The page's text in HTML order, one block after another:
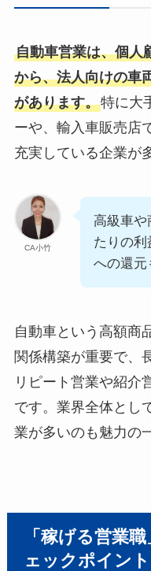
自動車営業は、個人
から、法人向けの車
があります。特に大
ーや、輸入車販売店
充実している企業が
CA小竹
高級車や
たりの
への還元
自動車という高額商
関係構築が重要で、
リピート営業や紹介
です。業界全体とし
業が多いのも魅力の
「稼げる営業
ェックポイント